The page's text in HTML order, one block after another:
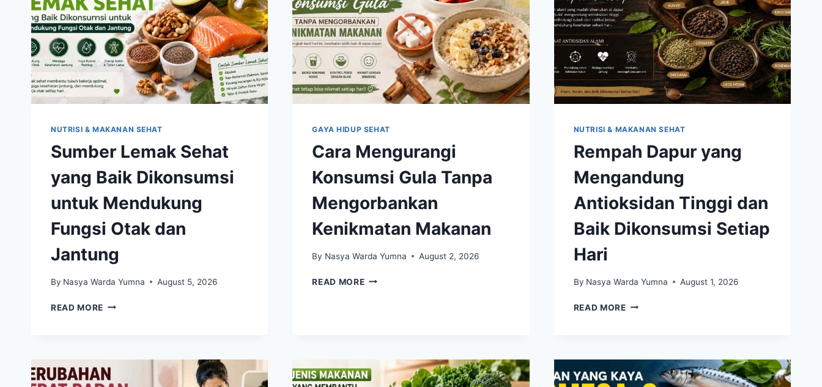
NUTRISI & MAKANAN SEHAT
Sumber Lemak Sehat
yang Baik Dikonsumsi
untuk Mendukung
Fungsi Otak dan
Jantung
By Nasya Warda Yumna August 5, 2026
READ MORE SUMBER
DIKONSUMSI
UNTUK
GAYA HIDUP SEHAT
Cara Mengurangi
Konsumsi Gula Tanpa
Mengorbankan
Kenikmatan Makanan
By Nasya Warda Yumna August 2, 2026
READ MORECARA
MAKANAN
NUTRISI & MAKANAN SEHAT
Rempah Dapur yang
Mengandung
Antioksidan Tinggi dan
Baik Dikonsumsi Setiap
Hari
By Nasya Warda Yumna August 1, 2026
READ MOREREMPAH
DAN